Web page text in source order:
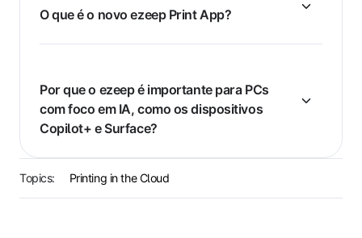
O que é o novo ezeep Print App?
Por que o ezeep é importante para PCs
com foco em IA, como os dispositivos
Copilot+ e Surface?
Topics: Printing in the Cloud